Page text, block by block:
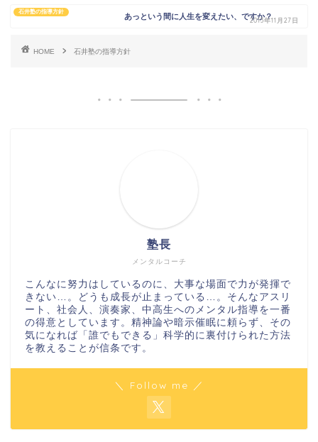
石井塾の指導方針
あっという間に人生を変えたい、ですか？2013年11月27日
HOME 石井塾の指導方針
メンタルコーチ
塾長
こんなに努力はしているのに、大事な場面で力が発揮で
きない…。どうも成長が止まっている…。そんなアスリ
ート、社会人、演奏家、中高生へのメンタル指導を一番
の得意としています。精神論や暗示催眠に頼らず、その
気になれば「誰でもできる」科学的に裏付けられた方法
を教えることが信条です。
＼ Follow me ／